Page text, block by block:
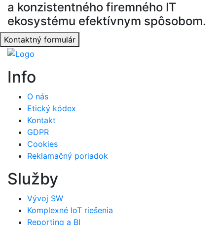
a konzistentného firemného IT
ekosystému efektívnym spôsobom.
Kontaktný formulár
Info
O nás
Etický kódex
Kontakt
GDPR
Cookies
Reklamačný poriadok
Služby
Vývoj SW
Komplexné IoT riešenia
Reporting a BI